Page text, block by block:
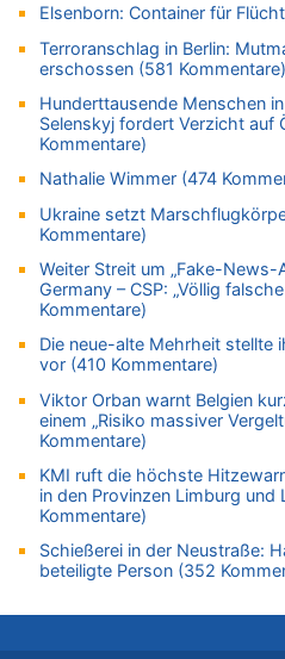
Zweite Hitzewelle in diesem
06.08.2026 - 17:24 von Dax zu
Zweite Hitzewelle in diesem
06.08.2026 - 17:23 von Hans L.
Zweite Hitzewelle in diesem
06.08.2026 - 17:21 von Dax zu
Zweite Hitzewelle in diesem
06.08.2026 - 17:01 von
FIFA-Spitze demonstriert
06.08.2026 - 16:53 von Frage
Zweite Hitzewelle in diesem
06.08.2026 - 16:39 von Noah
Zweite Hitzewelle in diesem
06.08.2026 - 16:36 von Noah
Zweite Hitzewelle in diesem
Wasserstand des Rheins in
06.08.2026 - 15:51 von
Eschweiler: 16-Jähriger soll
06.08.2026 - 15:42 von PvD zu
Elsenborn: Container für
Terroranschlag in Berlin:
erschossen (581 Kommentare)
Hunderttausende Menschen
Selenskyj fordert Verzicht auf
Kommentare)
Nathalie Wimmer (474
Ukraine setzt
Kommentare)
Weiter Streit um „Fake-News-
Germany – CSP: „Völlig
Kommentare)
Die neue-alte Mehrheit stellte
vor (410 Kommentare)
Viktor Orban warnt Belgien
einem „Risiko massiver
Kommentare)
KMI ruft die höchste
in den Provinzen Limburg und
Kommentare)
Schießerei in der Neustraße:
beteiligte Person (352